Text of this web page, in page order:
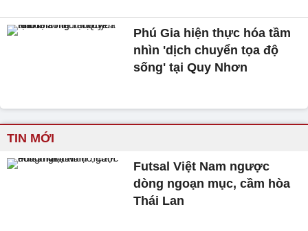
Phú Gia hiện thực hóa tầm
nhìn 'dịch chuyển tọa độ
sống' tại Quy Nhơn
TIN MỚI
Futsal Việt Nam ngược
dòng ngoạn mục, cầm hòa
Thái Lan